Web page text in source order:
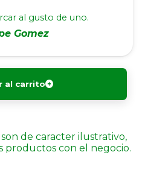
al gusto de uno.
Gomez
al carrito
de caracter ilustrativo,
productos con el negocio.